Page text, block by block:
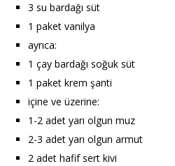
3 su bardağı süt
1 paket vanilya
ayrıca:
1 çay bardağı soğuk süt
1 paket krem şanti
içine ve üzerine:
1-2 adet yarı olgun muz
2-3 adet yarı olgun armut
2 adet hafif sert kivi